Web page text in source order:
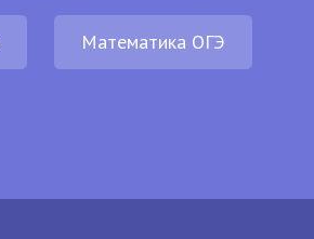
Математика ОГЭ